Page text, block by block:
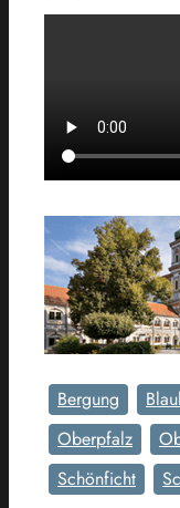
Bergung
Oberpfalz
Schönficht